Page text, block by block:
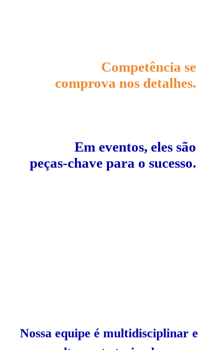
Competência se
comprova nos detalhes.
Em eventos, eles são
peças-chave para o sucesso.
Nossa equipe é multidisciplinar e